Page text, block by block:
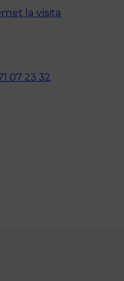
la visita
07 23 32